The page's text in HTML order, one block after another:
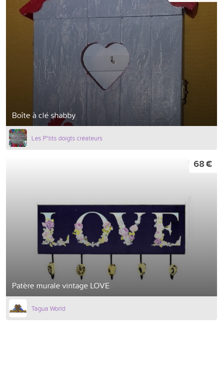
Boîte à clé shabby
Les P'tits doigts créateurs
Patère murale vintage LOVE
68 €
Tagua World